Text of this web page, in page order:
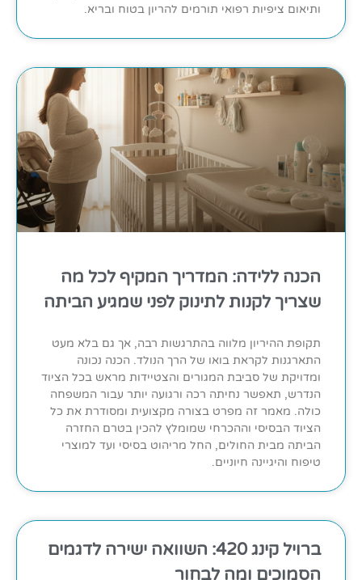
ותיאום ציפיות רפואי תורמים להריון בטוח ובריא.
הכנה ללידה: המדריך המקיף לכל מה
שצריך לקנות לתינוק לפני שמגיע הביתה
תקופת ההיריון מלווה בהתרגשות רבה, אך גם בלא מעט
התארגנות לקראת בואו של הרך הנולד. הכנה נכונה
ומדויקת של סביבת המגורים והצטיידות מראש בכל הציוד
הנדרש, תאפשר נחיתה רכה ורגועה יותר עבור המשפחה
כולה. מאמר זה מפרט בצורה מקצועית ומסודרת את כל
הציוד הבסיסי וההכרחי שמומלץ להכין בטרם החזרה
הביתה מבית החולים, החל מריהוט בסיסי ועד למוצרי
טיפוח והיגיינה חיוניים.
ברויל קינג 420: השוואה ישירה לדגמים
הסמוכים ומה לבחור